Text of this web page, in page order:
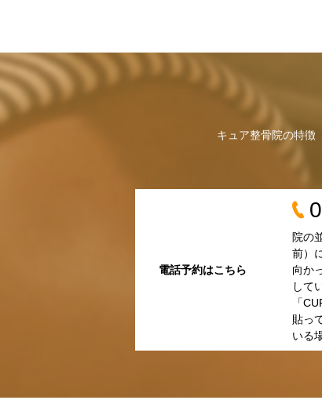
キュア整骨院の特徴
電話予約はこちら
院の
前）
向か
して
「
貼っ
いる